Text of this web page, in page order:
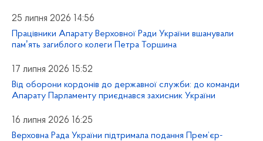
25 липня 2026 14:56
Працівники Апарату Верховної Ради України вшанували
памʼять загиблого колеги Петра Торшина
17 липня 2026 15:52
Від оборони кордонів до державної служби: до команди
Апарату Парламенту приєднався захисник України
16 липня 2026 16:25
Верховна Рада України підтримала подання Прем’єр-